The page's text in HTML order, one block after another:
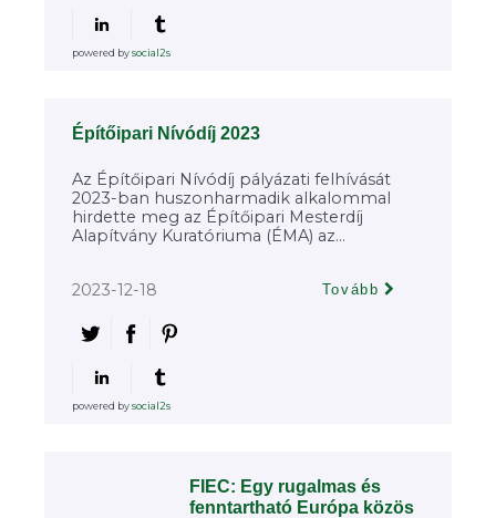
powered bysocial2s
Építőipari Nívódíj 2023
Az Építőipari Nívódíj pályázati felhívását
2023-ban huszonharmadik alkalommal
hirdette meg az Építőipari Mesterdíj
Alapítvány Kuratóriuma (ÉMA) az...
2023-12-18 Tovább
powered bysocial2s
FIEC: Egy rugalmas és
fenntartható Európa közös